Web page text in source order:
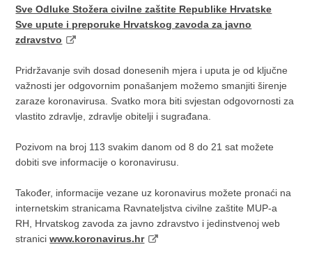
Sve Odluke Stožera civilne zaštite Republike Hrvatske
Sve upute i preporuke Hrvatskog zavoda za javno
zdravstvo
Pridržavanje svih dosad donesenih mjera i uputa je od ključne
važnosti jer odgovornim ponašanjem možemo smanjiti širenje
zaraze koronavirusa. Svatko mora biti svjestan odgovornosti za
vlastito zdravlje, zdravlje obitelji i sugrađana.
Pozivom na broj 113 svakim danom od 8 do 21 sat možete
dobiti sve informacije o koronavirusu.
Također, informacije vezane uz koronavirus možete pronaći na
internetskim stranicama Ravnateljstva civilne zaštite MUP-a
RH, Hrvatskog zavoda za javno zdravstvo i jedinstvenoj web
straniciwww.koronavirus.hr